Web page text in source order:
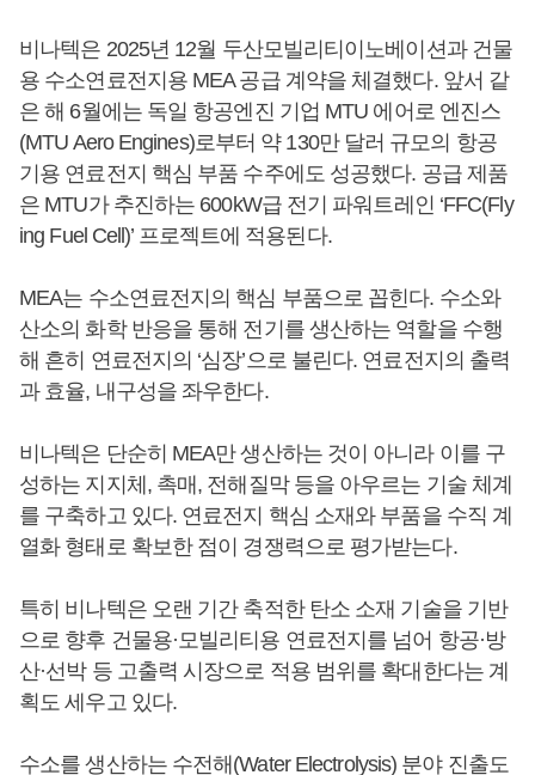
비나텍은 2025년 12월 두산모빌리티이노베이션과 건물
용 수소연료전지용 MEA 공급 계약을 체결했다. 앞서 같
은 해 6월에는 독일 항공엔진 기업 MTU 에어로 엔진스
(MTU Aero Engines)로부터 약 130만 달러 규모의 항공
기용 연료전지 핵심 부품 수주에도 성공했다. 공급 제품
은 MTU가 추진하는 600kW급 전기 파워트레인 ‘FFC(Fly
ing Fuel Cell)’ 프로젝트에 적용된다.
MEA는 수소연료전지의 핵심 부품으로 꼽힌다. 수소와
산소의 화학 반응을 통해 전기를 생산하는 역할을 수행
해 흔히 연료전지의 ‘심장’으로 불린다. 연료전지의 출력
과 효율, 내구성을 좌우한다.
비나텍은 단순히 MEA만 생산하는 것이 아니라 이를 구
성하는 지지체, 촉매, 전해질막 등을 아우르는 기술 체계
를 구축하고 있다. 연료전지 핵심 소재와 부품을 수직 계
열화 형태로 확보한 점이 경쟁력으로 평가받는다.
특히 비나텍은 오랜 기간 축적한 탄소 소재 기술을 기반
으로 향후 건물용·모빌리티용 연료전지를 넘어 항공·방
산·선박 등 고출력 시장으로 적용 범위를 확대한다는 계
획도 세우고 있다.
수소를 생산하는 수전해(Water Electrolysis) 분야 진출도